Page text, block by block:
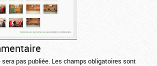
pas publiée. Les champs obligatoires sont